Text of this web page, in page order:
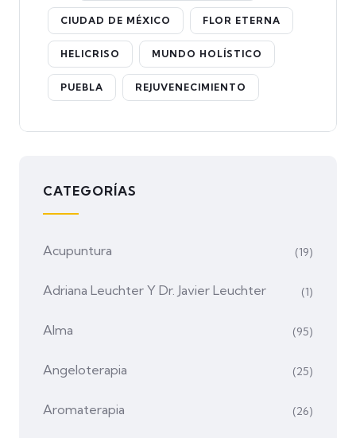
CIUDAD DE MÉXICO FLOR ETERNA
HELICRISO MUNDO HOLÍSTICO
PUEBLA REJUVENECIMIENTO
CATEGORÍAS
Acupuntura (19)
Adriana Leuchter Y Dr. Javier Leuchter (1)
Alma (95)
Angeloterapia (25)
Aromaterapia (26)